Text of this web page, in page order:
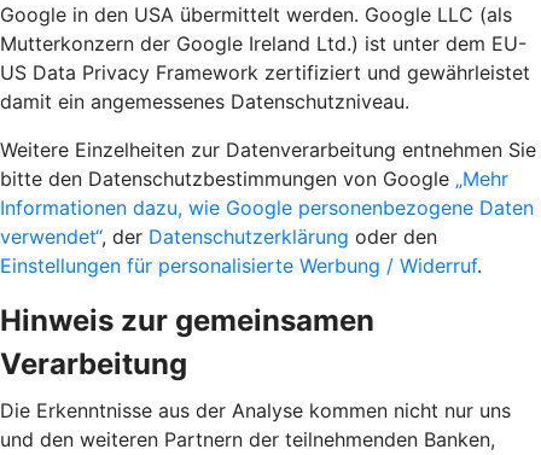
Google in den USA übermittelt werden. Google LLC (als
Mutterkonzern der Google Ireland Ltd.) ist unter dem EU-
US Data Privacy Framework zertifiziert und gewährleistet
damit ein angemessenes Datenschutzniveau.
Weitere Einzelheiten zur Datenverarbeitung entnehmen Sie
bitte den Datenschutzbestimmungen von Google „Mehr
Informationen dazu, wie Google personenbezogene Daten
verwendet“, der Datenschutzerklärung oder den
Einstellungen für personalisierte Werbung / Widerruf.
Hinweis zur gemeinsamen
Verarbeitung
Die Erkenntnisse aus der Analyse kommen nicht nur uns
und den weiteren Partnern der teilnehmenden Banken,